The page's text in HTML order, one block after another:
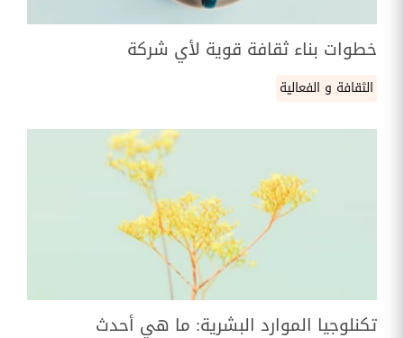
خطوات بناء ثقافة قوية لأي شركة
الثقافة و الفعالية
تكنلوجيا الموارد البشرية: ما هي أحدث